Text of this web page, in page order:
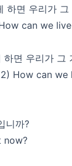
하면 우리가
can we
면 우리가 그
How can
니까?
now?